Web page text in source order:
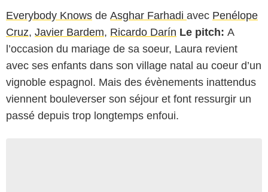
Everybody Knows de Asghar Farhadi avec Penélope
Cruz, Javier Bardem, Ricardo Darín Le pitch: A
l’occasion du mariage de sa soeur, Laura revient
avec ses enfants dans son village natal au coeur d’un
vignoble espagnol. Mais des évènements inattendus
viennent bouleverser son séjour et font ressurgir un
passé depuis trop longtemps enfoui.